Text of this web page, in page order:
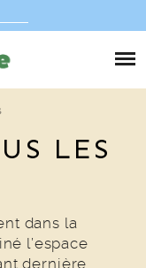
LES
dans la
l’espace
dernière